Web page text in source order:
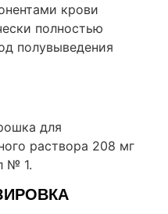
крови
полностью
полувыведения
для
раствора 208 мг
№ 1.